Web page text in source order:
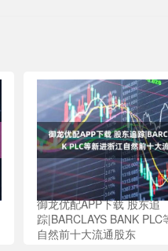
御龙优配APP下载 股东追
踪|BARCLAYS BANK PLC
自然前十大流通股东